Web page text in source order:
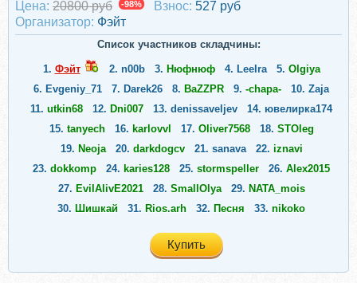
Цена: 20800 руб -98% Взнос: 527 руб
Организатор: Фэйт
Список участников складчины:
1. Фэйт 2. n00b 3. Нюфнюф 4. LeeIra 5. Olgiya
6. Evgeniy_71 7. Darek26 8. BaZZPR 9. -chapa- 10. Zaja
11. utkin68 12. Dni007 13. denissaveljev 14. ювелирка174
15. tanyech 16. karlovvl 17. Oliver7568 18. STOleg
19. Neoja 20. darkdogcv 21. sanava 22. iznavi
23. dokkomp 24. karies128 25. stormspeller 26. Alex2015
27. EvilAlivE2021 28. SmallOlya 29. NATA_mois
30. Шишкай 31. Rios.arh 32. Песня 33. nikoko
AndreyTr 40. zigett05
Купить